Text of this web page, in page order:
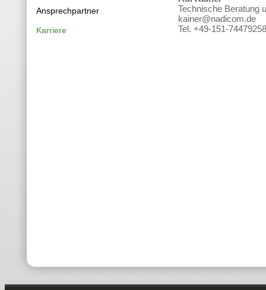
Ansprechpartner
Karriere
Technische Beratung
kainer@nadicom.de
Tel. +49-151-74479258